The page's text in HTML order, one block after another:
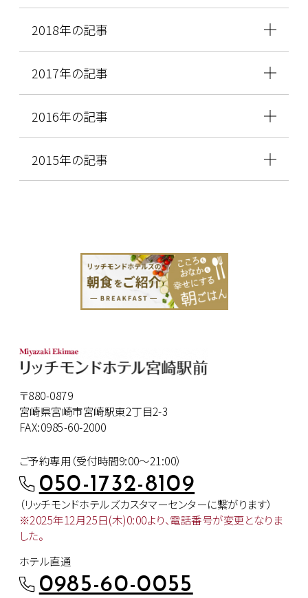
2018年の記事
2017年の記事
2016年の記事
2015年の記事
〒880-0879
宮崎県宮崎市宮崎駅東2丁目2-3
FAX:0985-60-2000
ご予約専用（受付時間9:00～21:00）
050-1732-8109
（リッチモンドホテルズカスタマーセンターに繋がります）
※2025年12月25日(木)0:00より、電話番号が変更となりま
した。
ホテル直通
0985-60-0055